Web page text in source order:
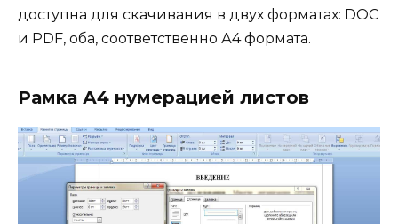
доступна для скачивания в двух форматах: DOC
и PDF, оба, соответственно А4 формата.
Рамка А4 нумерацией листов